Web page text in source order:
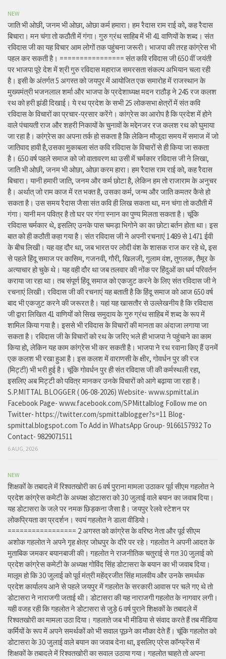
NEW
जाति भी ओछी, जनम भी ओछा, ओछा कर्म हमारा। हम रैदास राम राई को, कह रैदास
बिचारा। मन चंगा तो कठौती में गंगा। गुरु ग्रंथ साहिब में भी 41 वाणियों के शब्द। संत
रविदास जी का यह विचार आम लोगों तक पहुंचना जरूरी। भाजपा की तरह कांग्रेस भी
पहल कर सकती है। ================ संत कवि रविदास जी 650 वीं जयंती
पर भाजपा पूरे देश में श्री गुरु रविदास महाराज समरसता संकल्प अभियान चला रही
है। इसी के अंतर्गत 5 अगस्त को जयपुर में आयोजित एक समारोह में राजस्थान के
मुख्यमंत्री भजनलाल शर्मा और भाजपा के प्रदेशाध्यक्ष मदन राठौड़ ने 245 रज कलश
रथ को हरी झंडी दिखाई। ये रथ प्रदेश के सभी 25 लोकसभा क्षेत्रों में संत कवि
रविदास के विचारों का प्रचार-प्रसार करेंगे। कांग्रेस का आरोप है कि प्रदेश में होने
वाले पंचायती राज और शहरी निकायों के चुनावों के मद्देनजर रज कलश रथ को घुमाया
जा रहा है। कांग्रेस का अपना तर्क हो सकता है कि लेकिन मौजूदा समय में समाज में जो
जातिवाद हावी है,उसका मुकाबला संत कवि रविदास के विचारों से ही किया जा सकता
है। 650 वर्ष पहले समाज को जो वातावरण था उसी में चर्मकार रविदास जी ने लिखा,
जाति भी ओछी, जनम भी ओछा, ओछा करम हारा। हम रैदास राम राई को, कह रैदास
बिचारा। यानी हमारी जाति, जनम और कर्म छोटा है, लेकिन हम तो राजाराम के अनुचर
है। अर्थात् जो राम काज में रत भक्त है, उसका कर्म, जन्म और जाति कमतर कैसे हो
सकता है। उस समय रैदास जैसा संत कवि ही लिख सकता था, मन चंगा तो कठौती में
गंगा। यानी मन पवित्र है तो घर पर गंगा स्नान का पुण्य मिलता सकता है। चूंकि
रविदास चर्मकार थे, इसलिए उनके पास चमड़ा भिगोने का का छोटा बर्तन होता था। इस
बात को ही कठौती कहा गया है। संत रविदास जी ने अपनी रचनाएं 1489 से 1471 ईवी
के बीच लिखी। यह वह दौर था, जब भारत पर लोदी वंश के शासक राज कर रहे थे, इस
से पहले हिंदू समाज पर कासिम, गजनवी, गौरी, खिलजी, गुलाम वंश, तुगलक, तैमूर के
अत्याचार हो चुके थे। यह वही दौर था जब तलवार की नोंक पर हिंदुओं का धर्म परिवर्तन
कराया जा रहा था। तब संपूर्ण हिंदू समाज को एकजुट करने के लिए संत रविदास जी ने
रचनाएं लिखी। रविदास जी की रचनाएं यह बताती है कि हिंदू समाज को आज 650 वर्ष
बाद भी एकजुट करने की जरूरत है। यहां यह खासतौर से उल्लेखनीय है कि रविदास
जी द्वारा लिखित 41 वाणियोंं को सिख समुदाय के गुरु ग्रंथ साहिब में शब्द के रूप में
शामिल किया गया है। इससे भी रविदास के विचारों की मानता का अंदाजा लगाया जा
सकता है। रविदास जी के विचारों को रथ के जरिए भले ही भाजपा ने पहुंचाने का काम
किया हो, लेकिन यह काम कांग्रेस भी कर सकती है। भाजपा ने रथ रवाना किए हैं उनमें
एक कलश भी रखा हुआ है। इस कलश में वाराणसी के क्षीर, गोवर्धन पुर की रज
(मिट्टी) भी भरी हुई है। चूंकि गोवर्धन पुर ही संत रविदास जी की कर्मस्थली रहा,
इसलिए अब मिट्टी को पवित्र मानकर उनके विचारों को आगे बढ़ाया जा रहा है।
S.P.MITTAL BLOGGER ( 06-08-2026) Website- www.spmittal.in
Facebook Page- www.facebook.com/SPMittalblog Follow me on
Twitter- https://twitter.com/spmittalblogger?s=11 Blog-
spmittal.blogspot.com To Add in WhatsApp Group- 9166157932 To
Contact- 9829071511
6 AUG, 2026
NEW
शिक्षकों के तबादले में रिश्वतखोरी का 6 वर्ष पुराना मामला उठाकर पूर्व सीएम गहलोत ने
प्रदेश कांग्रेस कमेटी के अध्यक्ष डोटासरा को 30 जुलाई वाले बयान का जवाब दिया।
यह डोटासरा के जले पर नमक छिड़कना जैसा है। जयपुर रेलवे स्टेशन पर
लोकप्रियता का प्रदर्शन। स्वयं गहलोत ने डाला वीडियो।
================= 2 अगस्त को कांग्रेस के वरिष्ठ नेता और पूर्व सीएम
अशोक गहलोत ने अपने गृह क्षेत्र जोधपुर के दौरे पर रहे। गहलोत ने अपनी आदत के
मुताबिक जमकर बयानबाजी की। गहलोत ने राजनीतिक चतुराई से गत 30 जुलाई को
प्रदेश कांग्रेस कमेटी के अध्यक्ष गोविंद सिंह डोटासरा के बयान का भी जवाब दिया।
मालूम हो कि 30 जुलाई को पूर्व मंत्री महेंद्रजीत सिंह मालवीय और उनके समर्थक
प्रदेश कार्यालय आने से पहले जयपुर में गहलोत के सरकारी आवास पर चले गए थे तो
डोटासरा ने नाराजगी जताई थी। डोटासरा की यह नाराजगी गहलोत के नागवार लगी।
यही वजह रही कि गहलोत ने डोटासरा से जुड़े 6 वर्ष पुराने शिक्षकों के तबादले में
रिश्वतखोरी का मामला उठा दिया। गहलाते जब भी मीडिया से संवाद करते हैं तब मीडिया
कर्मियों के रूप में अपने समर्थकों को भी सवाल पूछने का मौका देते हैं। चूंकि गहलोत को
डोटासरा के 30 जुलाई वाले बयान का जवाब देना था, इसलिए प्रेस कॉन्फ्रेंस में
शिक्षकों के तबादले में रिश्वतखोरी का सवाल उठाया गया। गहलोत चाहते तो अपना